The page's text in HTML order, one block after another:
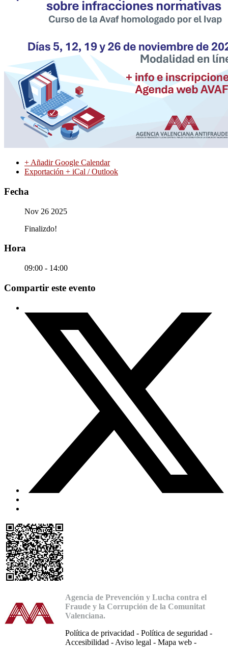
+ Añadir Google Calendar
Exportación + iCal / Outlook
Fecha
Nov 26 2025
Finalizdo!
Hora
09:00 - 14:00
Compartir este evento
Agencia de Prevención y Lucha contra el
Fraude y la Corrupción de la Comunitat
Valenciana.
Política de privacidad - Política de seguridad -
Accesibilidad - Aviso legal - Mapa web -